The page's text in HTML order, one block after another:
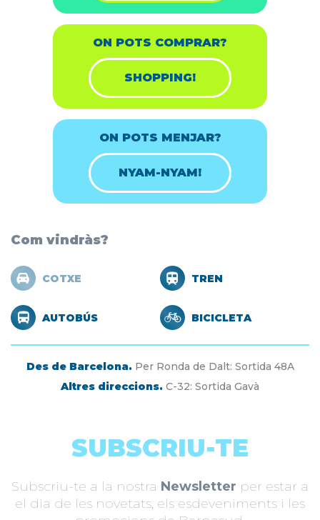
ON POTS COMPRAR?
SHOPPING!
ON POTS MENJAR?
NYAM-NYAM!
Com vindràs?
COTXE TREN
AUTOBÚS BICICLETA
Des de Barcelona.Per Ronda de Dalt: Sortida 48A
Altres direccions. C-32: Sortida Gavà
SUBSCRIU-TE
Subscriu-te a la nostra Newsletter per estar a
el dia de les novetats, els esdeveniments i les